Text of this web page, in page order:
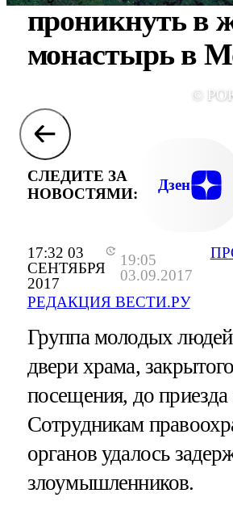
17:32 03
СЕНТЯБРЯ
2017
19:05
03.09.2017
РЕДАКЦИЯ ВЕСТИ.РУ
проникнуть в
монастырь в
©
СЛЕДИТЕ ЗА
НОВОСТЯМИ:
Дзен
Группа молодых людей
двери храма,
посещения, до
Сотрудникам
органов удалось
злоумышленников.